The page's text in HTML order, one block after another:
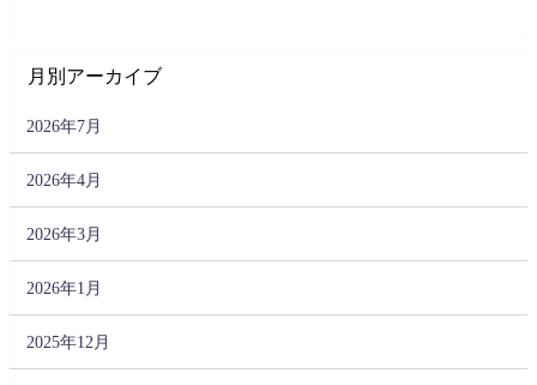
月別アーカイブ
2026年7月
2026年4月
2026年3月
2026年1月
2025年12月